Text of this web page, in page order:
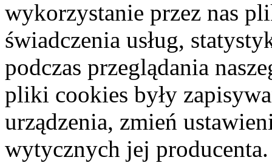
wykorzystanie przez nas
świadczenia usług,
podczas przeglądania
pliki cookies były
urządzenia, zmień
wytycznych jej producenta.